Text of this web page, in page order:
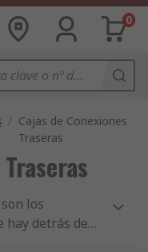
0
/ Cajas de Conexiones
Traseras
los
hay detrás de